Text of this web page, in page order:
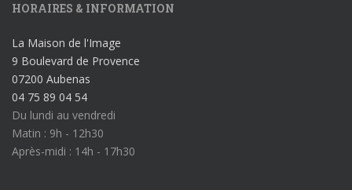
HORAIRES & INFORMATION
La Maison de l'Image
9 Boulevard de Provence
07200 Aubenas
04 75 89 04 54
Du lundi au vendredi
Matin : 9h - 12h30
Après-midi : 14h - 17h30